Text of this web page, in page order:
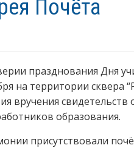
Почёта
празднования Дня
на территории сквера
вручения
образования.
присутствовали